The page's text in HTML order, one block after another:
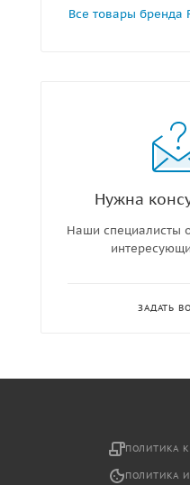
Все товары бренда
Нужна
Наши специалисты
ЗАДАТЬ
ПОЛИТИКА
ПОЛИТИКА